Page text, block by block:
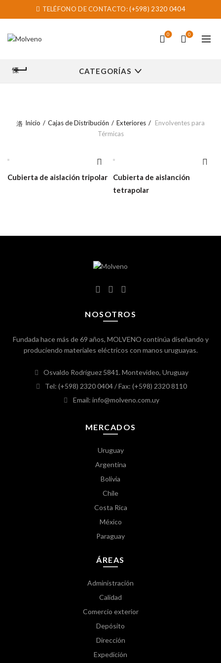
TELÉFONO DE CONTACTO:(+598) 2320 0404
0 0
CATEGORÍAS
Inicio Cajas de Distribución Exteriores
Envolventes para
Térmicas
Cubierta de aislación tripolar
Cubierta de aislanción
tetrapolar
NOSOTROS
Fundada hace más de 69 años, MOLVENO continúa diseñando y
produciendo materiales eléctricos con manos uruguayas.
Osvaldo Rodríguez 5841. Montevideo, Uruguay
Tel: (+598) 2320 0404/ Fax: (+598) 2320 8110
Email: info@molveno.com.uy
MERCADOS
Uruguay
Argentina
Bolivia
Chile
Costa Rica
México
Paraguay
ÁREAS
Administración
Calidad
Comercio exterior
Depósito
Dirección
Expedición